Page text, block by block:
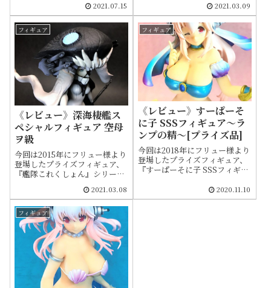
ロニクル）』シリーズより1/1カ
ップヌードルをご紹介します。
カップヌードルは1971年9月に
登場し今年で生誕50周年になり
ますが、時代とともにそのデザ
インを変えているため当プラモ
デルは2020年に流通しているモ
ノをモデルとしています。しか
し2021年6月、フタ止めシール
が廃止となり37年（シールの登
場は1984年の為）の歴史に幕を
閉じました。そのため記念品と
しての価値も帯びました。
2021.07.15
す。飛行場姫のスケールフィギ
ュアはいまだに製品化されてい
ないため、現状で彼女を部屋に
飾りたい場合には他に選択肢が
ありません。ただ、デフォルメ
されたフィギュアであれば「ミ
ディッチュ 飛行場姫」が同年に
Phat!様より発売されてます。補
足として深海棲艦とは敵対艦船
群の総称で、飛行場姫（ひこう
じょうき）はその中の上位個体
『姫』級の一種です
2021.03.09
フィギュア
《レビュー》深海棲艦ス
ペシャルフィギュア 空母
ヲ級
今回は2015年にフリュー様より
登場したプライズフィギュア、
『艦隊これくしょん』シリーズ
ギュア 空母ヲ級」をご紹介しま
す。空母ヲ級のフィギュアとし
ては、現在でも最も安価で手に
入れることが出来るアイテムで
す。補足として深海棲艦とは敵
対艦船群の総称で、空母ヲ級は
その一種になります
2021.03.08
フィギュア
《レビュー》すーぱーそ
に子 SSSフィギュア～ラ
ンプの精～[プライズ品]
今回は2018年にフリュー様より
登場したプライズフィギュア、
『すーぱーそに子 SSSフィギュ
2020.11.10
フィギュア